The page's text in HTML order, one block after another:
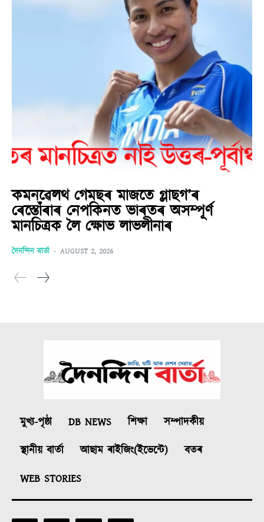
কমনৱেলথ গেমছৰ মাজতে গ্লাছগ’ৰ
ৰেস্তোঁৰাৰ নেপকিনত ভাৰতৰ অসম্পূৰ্ণ
মানচিত্ৰক লৈ ক্ষোভ লাভলীনাৰ
দৈনন্দিন বাৰ্তা - AUGUST 2, 2026
মুখ্য-পৃষ্ঠা DB NEWS শিক্ষা
সম্পাদকীয়
স্থানীয় বাৰ্তা
আছাম ৰাইজিং(ইভেন্টে)
বতৰ
WEB STORIES